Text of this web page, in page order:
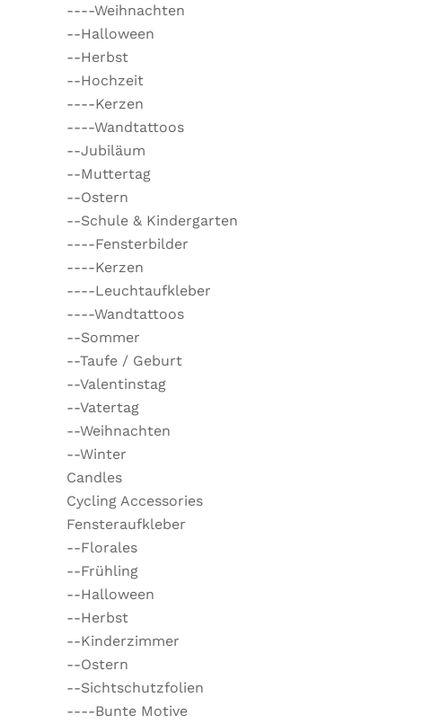
----Weihnachten
--Halloween
--Herbst
--Hochzeit
----Kerzen
----Wandtattoos
--Jubiläum
--Muttertag
--Ostern
--Schule & Kindergarten
----Fensterbilder
----Kerzen
----Leuchtaufkleber
----Wandtattoos
--Sommer
--Taufe / Geburt
--Valentinstag
--Vatertag
--Weihnachten
--Winter
Candles
Cycling Accessories
Fensteraufkleber
--Florales
--Frühling
--Halloween
--Herbst
--Kinderzimmer
--Ostern
--Sichtschutzfolien
----Bunte Motive